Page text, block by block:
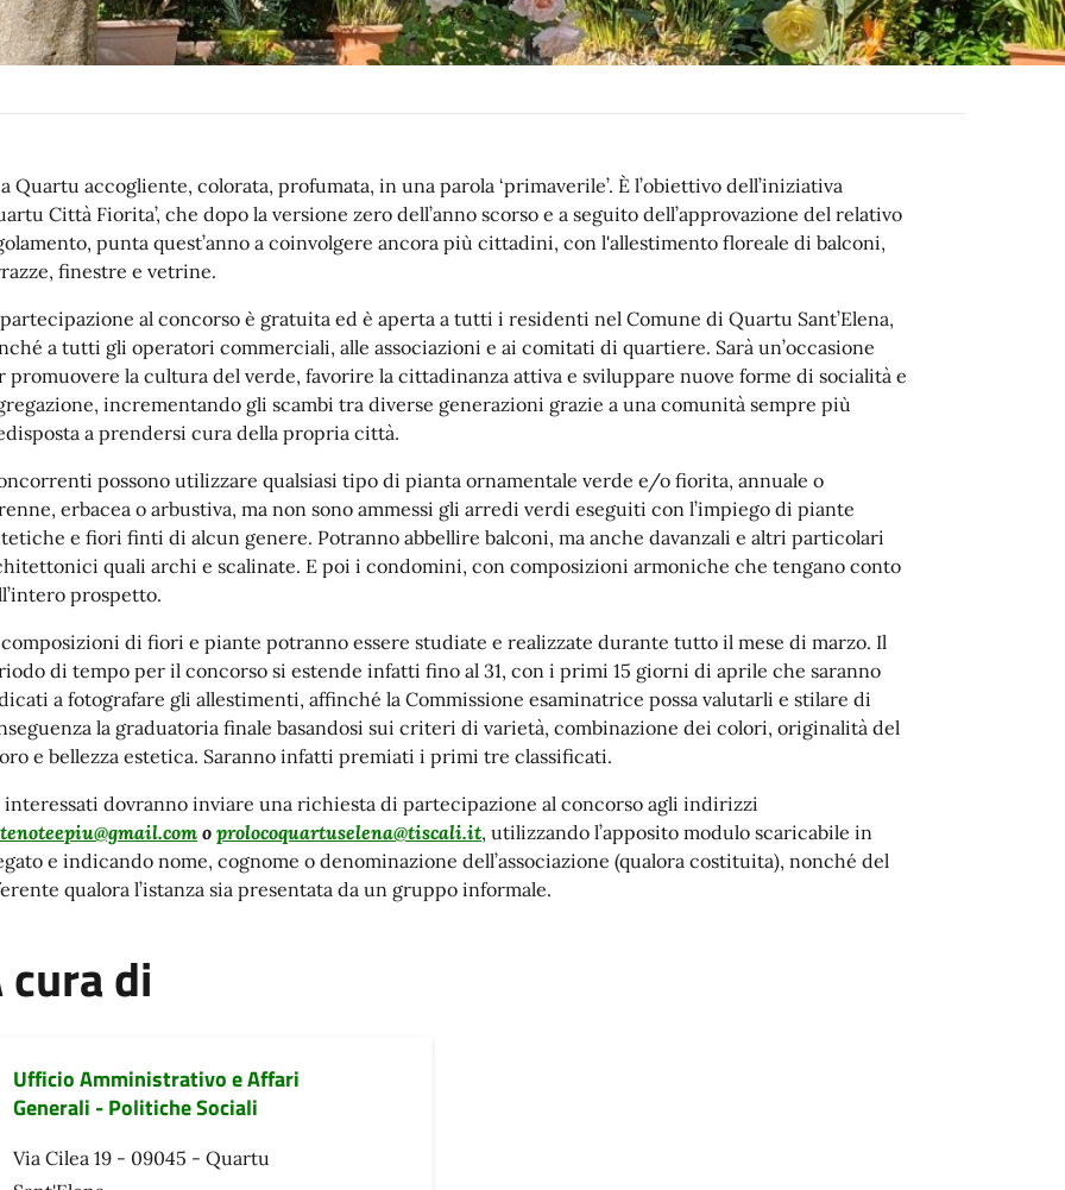
Quartu accogliente, colorata, profumata, in una parola ‘primaverile’. È l’obiettivo dell’iniziativa
Città Fiorita’, che dopo la versione zero dell’anno scorso e a seguito dell’approvazione del relativo
punta quest’anno a coinvolgere ancora più cittadini, con l'allestimento floreale di balconi,
finestre e vetrine.
al concorso è gratuita ed è aperta a tutti i residenti nel Comune di Quartu Sant’Elena,
a tutti gli operatori commerciali, alle associazioni e ai comitati di quartiere. Sarà un’occasione
promuovere la cultura del verde, favorire la cittadinanza attiva e sviluppare nuove forme di socialità e
incrementando gli scambi tra diverse generazioni grazie a una comunità sempre più
a prendersi cura della propria città.
possono utilizzare qualsiasi tipo di pianta ornamentale verde e/o fiorita, annuale o
erbacea o arbustiva, ma non sono ammessi gli arredi verdi eseguiti con l’impiego di piante
e fiori finti di alcun genere. Potranno abbellire balconi, ma anche davanzali e altri particolari
quali archi e scalinate. E poi i condomini, con composizioni armoniche che tengano conto
prospetto.
di fiori e piante potranno essere studiate e realizzate durante tutto il mese di marzo. Il
di tempo per il concorso si estende infatti fino al 31, con i primi 15 giorni di aprile che saranno
a fotografare gli allestimenti, affinché la Commissione esaminatrice possa valutarli e stilare di
la graduatoria finale basandosi sui criteri di varietà, combinazione dei colori, originalità del
e bellezza estetica. Saranno infatti premiati i primi tre classificati.
interessati dovranno inviare una richiesta di partecipazione al concorso agli indirizzi
o prolocoquartuselena@tiscali.it, utilizzando l’apposito modulo scaricabile in
e indicando nome, cognome o denominazione dell’associazione (qualora costituita), nonché del
qualora l’istanza sia presentata da un gruppo informale.
cura di
Ufficio Amministrativo e Affari
Generali - Politiche Sociali
Via Cilea 19 - 09045 - Quartu